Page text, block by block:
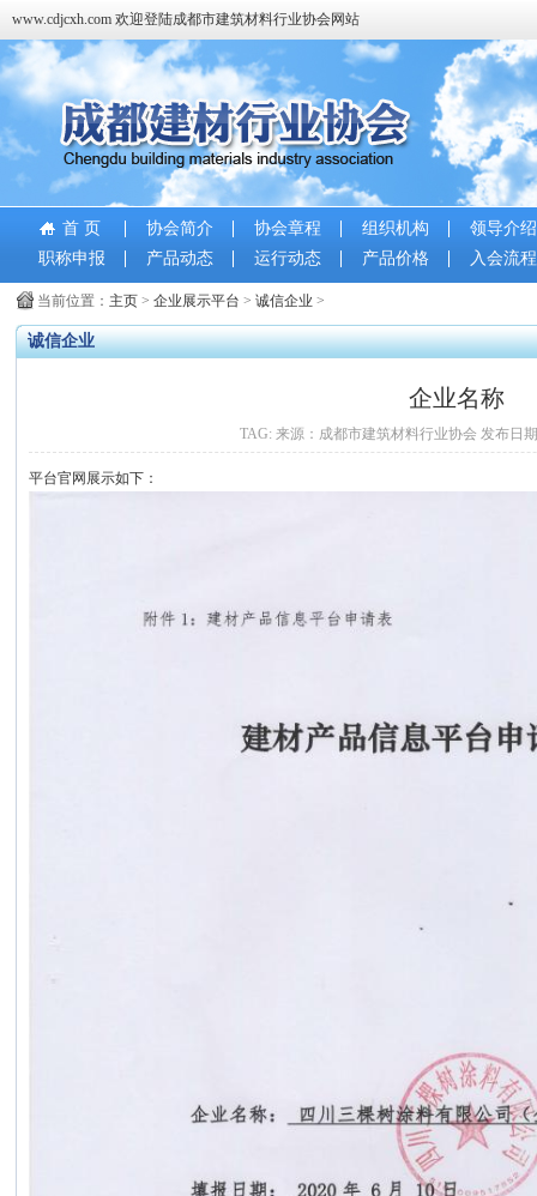
www.cdjcxh.com 欢迎登陆成都市建筑材料行业协会网站
首 页 协会简介 协会章程 组织机构
领导介绍
职称申报
产品动态 运行动态 产品价格 入会流程
当前位置： 主页 > 企业展示平台 > 诚信企业 >
诚信企业
企业名称
TAG: 来源：成都市建筑材料行业协会 发布日期
平台官网展示如下：